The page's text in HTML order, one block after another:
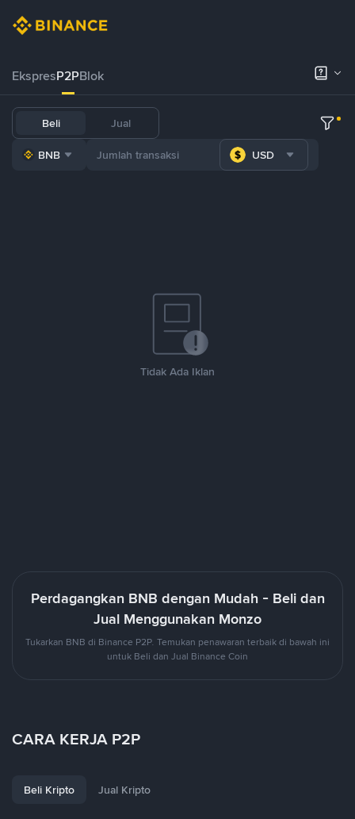
EkspresP2PBlok
Beli Jual
BNB USD
Tidak Ada Iklan
Perdagangkan BNB dengan Mudah - Beli dan
Jual Menggunakan Monzo
Tukarkan BNB di Binance P2P. Temukan penawaran terbaik di bawah ini
untuk Beli dan Jual Binance Coin
CARA KERJA P2P
Beli Kripto Jual Kripto